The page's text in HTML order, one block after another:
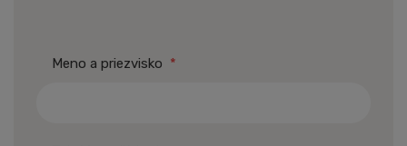
Meno a priezvisko *